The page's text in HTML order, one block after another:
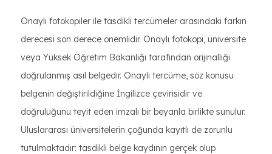
Onaylı fotokopiler ile tasdikli tercümeler arasındaki farkın
derecesi son derece önemlidir. Onaylı fotokopi, üniversite
veya Yüksek Öğretim Bakanlığı tarafından orijinalliği
doğrulanmış asıl belgedir. Onaylı tercüme, söz konusu
belgenin değiştirildiğine İngilizce çevirisidir ve
doğruluğunu teyit eden imzalı bir beyanla birlikte sunulur.
Uluslararası üniversitelerin çoğunda kayıtlı de zorunlu
tutulmaktadır: tasdikli belge kaydının gerçek olup